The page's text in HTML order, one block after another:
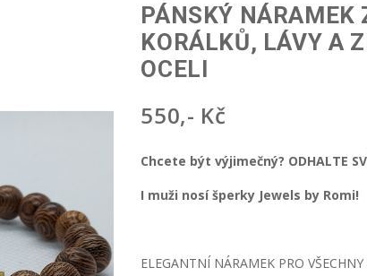
PÁNSKÝ NÁRAMEK
KORÁLKŮ, LÁVY A
OCELI
550,- Kč
Chcete být výjimečný? ODHALTE
I muži nosí šperky Jewels by Romi!
ELEGANTNÍ NÁRAMEK PRO